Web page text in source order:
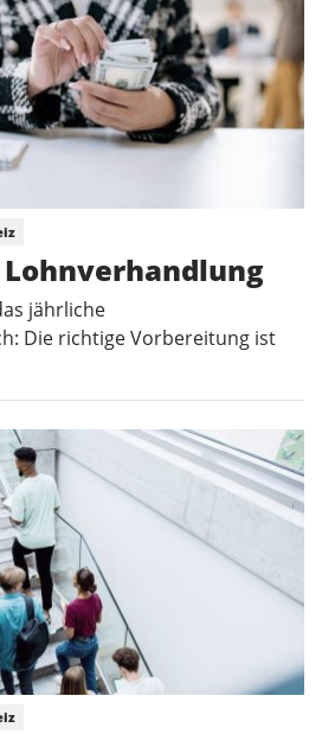
jährliche
Die richtige Vorbereitung ist